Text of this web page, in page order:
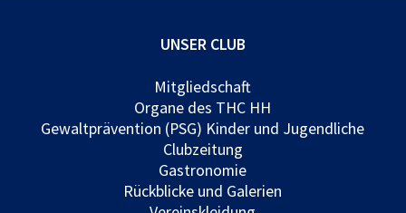
UNSER CLUB
Mitgliedschaft
Organe des THC HH
Gewaltprävention (PSG) Kinder und Jugendliche
Clubzeitung
Gastronomie
Rückblicke und Galerien